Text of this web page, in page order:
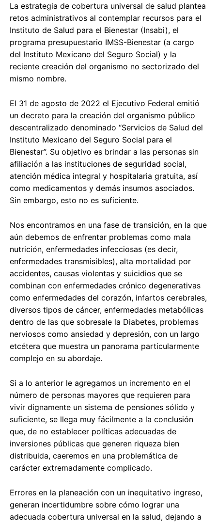
La estrategia de cobertura universal de salud plantea
retos administrativos al contemplar recursos para el
Instituto de Salud para el Bienestar (Insabi), el
programa presupuestario IMSS-Bienestar (a cargo
del Instituto Mexicano del Seguro Social) y la
reciente creación del organismo no sectorizado del
mismo nombre.
El 31 de agosto de 2022 el Ejecutivo Federal emitió
un decreto para la creación del organismo público
descentralizado denominado “Servicios de Salud del
Instituto Mexicano del Seguro Social para el
Bienestar”. Su objetivo es brindar a las personas sin
afiliación a las instituciones de seguridad social,
atención médica integral y hospitalaria gratuita, así
como medicamentos y demás insumos asociados.
Sin embargo, esto no es suficiente.
Nos encontramos en una fase de transición, en la que
aún debemos de enfrentar problemas como mala
nutrición, enfermedades infecciosas (es decir,
enfermedades transmisibles), alta mortalidad por
accidentes, causas violentas y suicidios que se
combinan con enfermedades crónico degenerativas
como enfermedades del corazón, infartos cerebrales,
diversos tipos de cáncer, enfermedades metabólicas
dentro de las que sobresale la Diabetes, problemas
nerviosos como ansiedad y depresión, con un largo
etcétera que muestra un panorama particularmente
complejo en su abordaje.
Si a lo anterior le agregamos un incremento en el
número de personas mayores que requieren para
vivir dignamente un sistema de pensiones sólido y
suficiente, se llega muy fácilmente a la conclusión
que, de no establecer políticas adecuadas de
inversiones públicas que generen riqueza bien
distribuida, caeremos en una problemática de
carácter extremadamente complicado.
Errores en la planeación con un inequitativo ingreso,
generan incertidumbre sobre cómo lograr una
adecuada cobertura universal en la salud, dejando a